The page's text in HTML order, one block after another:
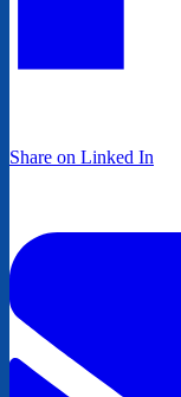
Share on Linked In